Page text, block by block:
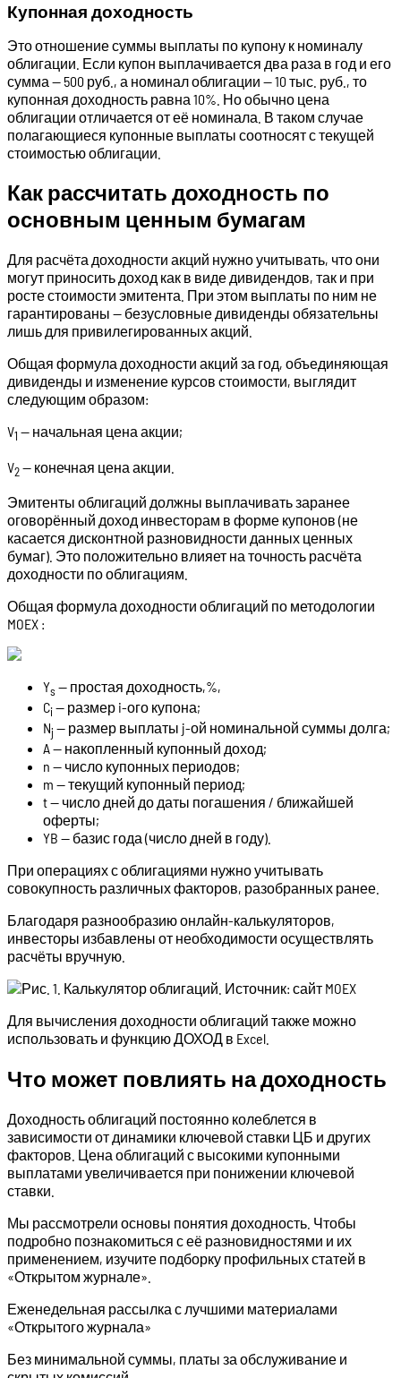
Купонная доходность
Это отношение суммы выплаты по купону к номиналу
облигации. Если купон выплачивается два раза в год и его
сумма — 500 руб., а номинал облигации — 10 тыс. руб., то
купонная доходность равна 10%. Но обычно цена
облигации отличается от её номинала. В таком случае
полагающиеся купонные выплаты соотносят с текущей
стоимостью облигации.
Как рассчитать доходность по
основным ценным бумагам
Для расчёта доходности акций нужно учитывать, что они
могут приносить доход как в виде дивидендов, так и при
росте стоимости эмитента. При этом выплаты по ним не
гарантированы — безусловные дивиденды обязательны
лишь для привилегированных акций.
Общая формула доходности акций за год, объединяющая
дивиденды и изменение курсов стоимости, выглядит
следующим образом:
V1 — начальная цена акции;
V2— конечная цена акции.
Эмитенты облигаций должны выплачивать заранее
оговорённый доход инвесторам в форме купонов (не
касается дисконтной разновидности данных ценных
бумаг). Это положительно влияет на точность расчёта
доходности по облигациям.
Общая формула доходности облигаций по методологии
MOEX :
Ys — простая доходность,%,
Ci— размер i-ого купона;
Nj — размер выплаты j-ой номинальной суммы долга;
A — накопленный купонный доход;
n — число купонных периодов;
m — текущий купонный период;
t — число дней до даты погашения / ближайшей
оферты;
YB — базис года (число дней в году).
При операциях с облигациями нужно учитывать
совокупность различных факторов, разобранных ранее.
Благодаря разнообразию онлайн-калькуляторов,
инвесторы избавлены от необходимости осуществлять
расчёты вручную.
Для вычисления доходности облигаций также можно
использовать и функцию ДОХОД в Excel.
Что может повлиять на доходность
Доходность облигаций постоянно колеблется в
зависимости от динамики ключевой ставки ЦБ и других
факторов. Цена облигаций с высокими купонными
выплатами увеличивается при понижении ключевой
ставки.
Мы рассмотрели основы понятия доходность. Чтобы
подробно познакомиться с её разновидностями и их
применением, изучите подборку профильных статей в
«Открытом журнале».
Еженедельная рассылка с лучшими материалами
«Открытого журнала»
Без минимальной суммы, платы за обслуживание и